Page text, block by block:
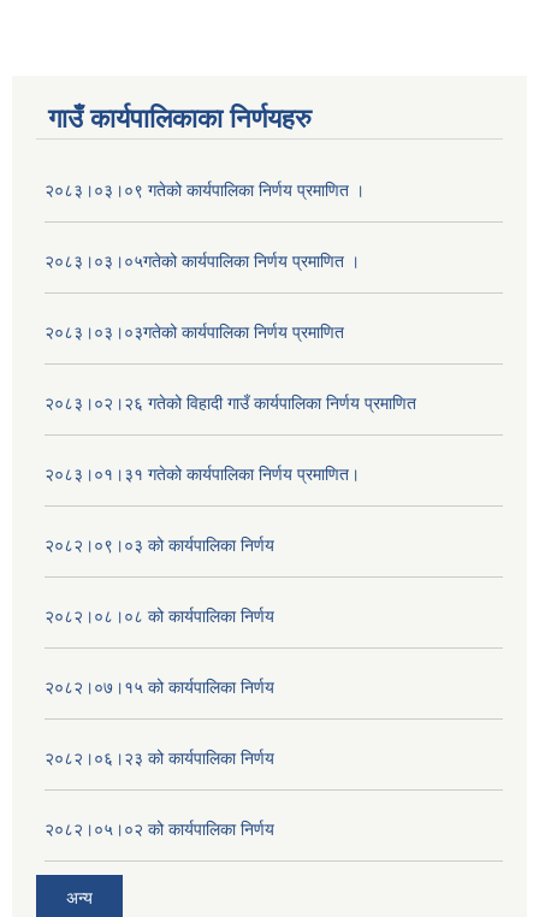
गाउँ कार्यपालिकाका निर्णयहरु
२०८३।०३।०९ गतेको कार्यपालिका निर्णय प्रमाणित ।
२०८३।०३।०५गतेको कार्यपालिका निर्णय प्रमाणित ।
२०८३।०३।०३गतेको कार्यपालिका निर्णय प्रमाणित
२०८३।०२।२६ गतेको विहादी गाउँ कार्यपालिका निर्णय प्रमाणित
२०८३।०१।३१ गतेको कार्यपालिका निर्णय प्रमाणित।
२०८२।०९।०३ को कार्यपालिका निर्णय
२०८२।०८।०८ को कार्यपालिका निर्णय
२०८२।०७।१५ को कार्यपालिका निर्णय
२०८२।०६।२३ को कार्यपालिका निर्णय
२०८२।०५।०२ को कार्यपालिका निर्णय
अन्य